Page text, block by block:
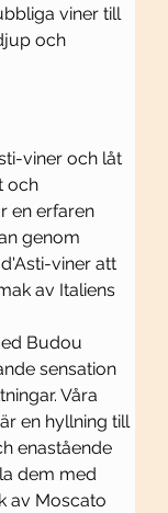
viner till
och
viner och låt
och
en erfaren
genom
viner att
av Italiens
Budou
sensation
Våra
en hyllning till
enastående
dem med
av Moscato